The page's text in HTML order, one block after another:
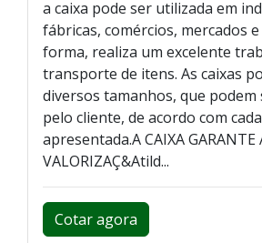
a caixa pode ser utilizada em
fábricas, comércios, mercados
forma, realiza um excelente
transporte de itens. As caixas
diversos tamanhos, que podem
pelo cliente, de acordo com
apresentada.A CAIXA GARANTE
VALORIZAÇ&Atild...
Cotar agora